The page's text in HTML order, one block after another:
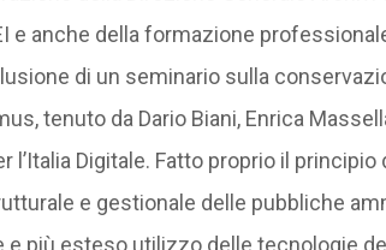
e anche della formazione
di un seminario sulla
tenuto da Dario Biani, Enrica
l’Italia Digitale. Fatto proprio il principio
e gestionale delle pubbliche
e più esteso utilizzo delle tecnologie